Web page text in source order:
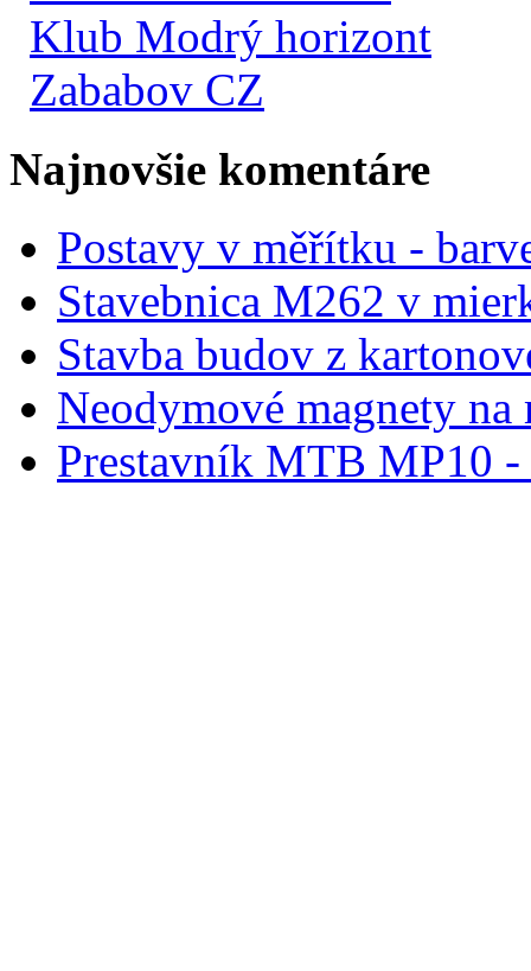
Klub Modrý horizont
Zababov CZ
Najnovšie komentáre
Postavy v měřítku -
Stavebnica M262 v
Stavba budov z
Neodymové magnety na
Prestavník MTB MP10